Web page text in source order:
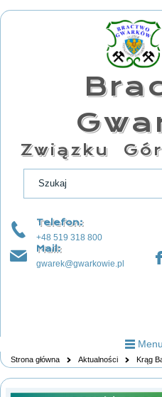
Związku
Telefon:
+48 519 318 800
Mail:
gwarek@gwarkowie.pl
Strona główna Aktualności Krąg